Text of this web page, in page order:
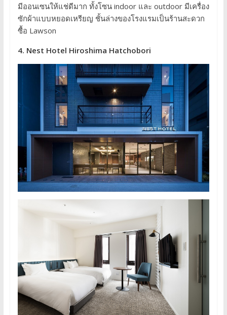
มีออนเซนให้แช่ดีมาก ทั้งโซน indoor และ outdoor มีเครื่อง
ซักผ้าแบบหยอดเหรียญ ชั้นล่างของโรงแรมเป็นร้านสะดวก
ซื้อ Lawson
4. Nest Hotel Hiroshima Hatchobori